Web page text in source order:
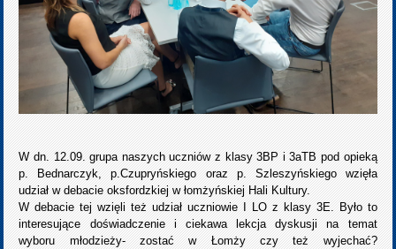
W dn. 12.09. grupa naszych uczniów z klasy 3BP i 3aTB pod opieką
p. Bednarczyk, p.Czupryńskiego oraz p. Szleszyńskiego wzięła
udział w debacie oksfordzkiej w łomżyńskiej Hali Kultury.
W debacie tej wzięli też udział uczniowie I LO z klasy 3E. Było to
interesujące doświadczenie i ciekawa lekcja dyskusji na temat
wyboru młodzieży- zostać w Łomży czy też wyjechać?